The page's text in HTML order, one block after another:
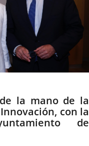
la mano de la
con la
de